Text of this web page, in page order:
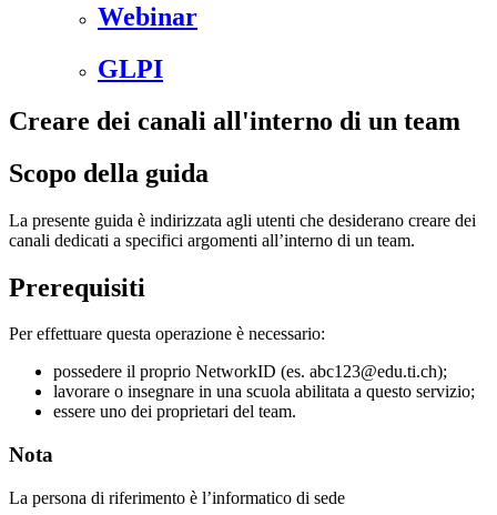
Webinar
GLPI
Creare dei canali all'interno di un team
Scopo della guida
La presente guida è indirizzata agli utenti che desiderano creare dei
canali dedicati a specifici argomenti all’interno di un team.
Prerequisiti
Per effettuare questa operazione è necessario:
possedere il proprio NetworkID (es. abc123@edu.ti.ch);
lavorare o insegnare in una scuola abilitata a questo servizio;
essere uno dei proprietari del team.
Nota
La persona di riferimento è l’informatico di sede